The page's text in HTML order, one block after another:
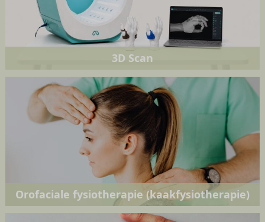
3D Scan
Orofaciale fysiotherapie (kaakfysiotherapie)